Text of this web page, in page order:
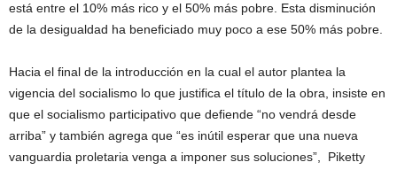
está entre el 10% más rico y el 50% más pobre. Esta disminución
de la desigualdad ha beneficiado muy poco a ese 50% más pobre.
Hacia el final de la introducción en la cual el autor plantea la
vigencia del socialismo lo que justifica el título de la obra, insiste en
que el socialismo participativo que defiende “no vendrá desde
arriba” y también agrega que “es inútil esperar que una nueva
vanguardia proletaria venga a imponer sus soluciones”, Piketty